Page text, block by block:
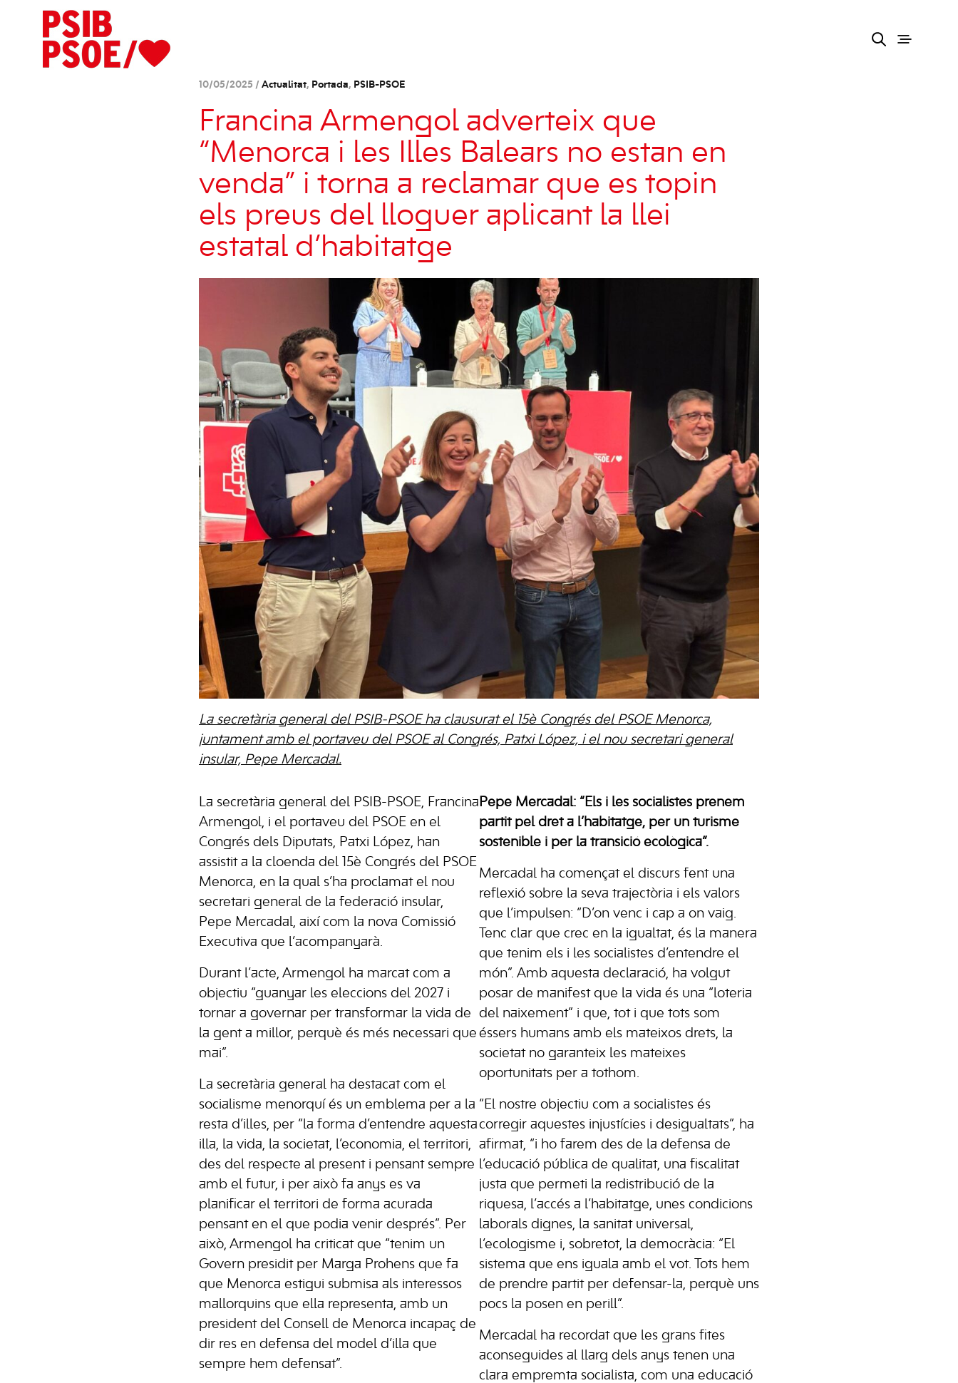
10/05/2025 / Actualitat, Portada, PSIB-PSOE
Francina Armengol adverteix que
“Menorca i les Illes Balears no estan en
venda” i torna a reclamar que es topin
els preus del lloguer aplicant la llei
estatal d’habitatge
La secretària general del PSIB-PSOE ha clausurat el 15è Congrés del PSOE Menorca,
juntament amb el portaveu del PSOE al Congrés, Patxi López, i el nou secretari general
insular, Pepe Mercadal.
La secretària general del PSIB-PSOE, Francina
Armengol, i el portaveu del PSOE en el
Congrés dels Diputats, Patxi López, han
assistit a la cloenda del 15è Congrés del PSOE
Menorca, en la qual s’ha proclamat el nou
secretari general de la federació insular,
Pepe Mercadal, així com la nova Comissió
Executiva que l’acompanyarà.
Durant l’acte, Armengol ha marcat com a
objectiu “guanyar les eleccions del 2027 i
tornar a governar per transformar la vida de
la gent a millor, perquè és més necessari que
mai”.
La secretària general ha destacat com el
socialisme menorquí és un emblema per a la
resta d’illes, per “la forma d’entendre aquesta
illa, la vida, la societat, l’economia, el territori,
des del respecte al present i pensant sempre
amb el futur, i per això fa anys es va
planificar el territori de forma acurada
pensant en el que podia venir després”. Per
això, Armengol ha criticat que “tenim un
Govern presidit per Marga Prohens que fa
que Menorca estigui submisa als interessos
mallorquins que ella representa, amb un
president del Consell de Menorca incapaç de
dir res en defensa del model d’illa que
sempre hem defensat”.
Pepe Mercadal: “Els i les socialistes prenem
partit pel dret a l’habitatge, per un turisme
sostenible i per la transició ecològica”.
Mercadal ha començat el discurs fent una
reflexió sobre la seva trajectòria i els valors
que l’impulsen: “D’on venc i cap a on vaig.
Tenc clar que crec en la igualtat, és la manera
que tenim els i les socialistes d’entendre el
món”. Amb aquesta declaració, ha volgut
posar de manifest que la vida és una “loteria
del naixement” i que, tot i que tots som
éssers humans amb els mateixos drets, la
societat no garanteix les mateixes
oportunitats per a tothom.
“El nostre objectiu com a socialistes és
corregir aquestes injustícies i desigualtats”, ha
afirmat, “i ho farem des de la defensa de
l’educació pública de qualitat, una fiscalitat
justa que permeti la redistribució de la
riquesa, l’accés a l’habitatge, unes condicions
laborals dignes, la sanitat universal,
l’ecologisme i, sobretot, la democràcia: “El
sistema que ens iguala amb el vot. Tots hem
de prendre partit per defensar-la, perquè uns
pocs la posen en perill”.
Mercadal ha recordat que les grans fites
aconseguides al llarg dels anys tenen una
clara empremta socialista, com una educació